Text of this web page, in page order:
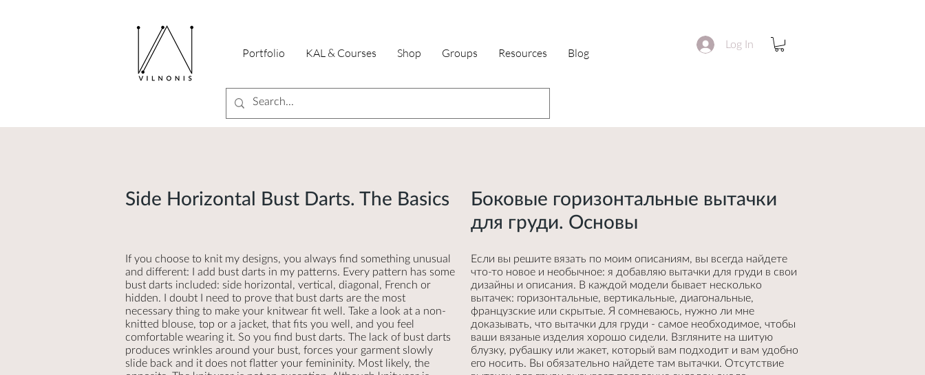
Portfolio KAL & Courses Shop Groups Resources Blog
Log In
Side Horizontal Bust Darts. The Basics
Боковые горизонтальные вытачки
для груди. Основы
If you choose to knit my designs, you always find something unusual
and different: I add bust darts in my patterns. Every pattern has some
bust darts included: side horizontal, vertical, diagonal, French or
hidden. I doubt I need to prove that bust darts are the most
necessary thing to make your knitwear fit well. Take a look at a non-
knitted blouse, top or a jacket, that fits you well, and you feel
comfortable wearing it. So you find bust darts. The lack of bust darts
produces wrinkles around your bust, forces your garment slowly
slide back and it does not flatter your femininity. Most likely, the
Если вы решите вязать по моим описаниям, вы всегда найдете
что-то новое и необычное: я добавляю вытачки для груди в свои
дизайны и описания. В каждой модели бывает несколько
вытачек: горизонтальные, вертикальные, диагональные,
французские или скрытые. Я сомневаюсь, нужно ли мне
доказывать, что вытачки для груди - самое необходимое, чтобы
ваши вязаные изделия хорошо сидели. Взгляните на шитую
блузку, рубашку или жакет, который вам подходит и вам удобно
его носить. Вы обязательно найдете там вытачки. Отсутствие